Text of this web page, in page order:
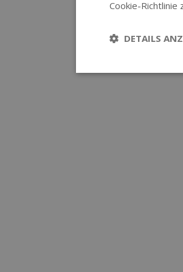
Cookie-Richtlinie
DETAILS